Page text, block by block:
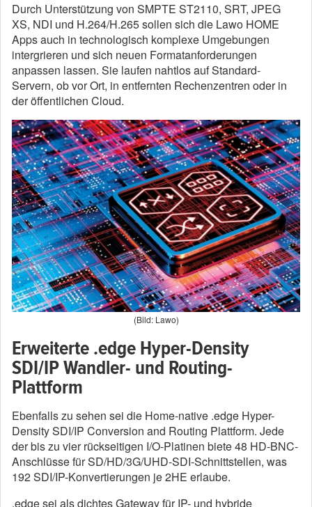
Durch Unterstützung von SMPTE ST2110, SRT, JPEG
XS, NDI und H.264/H.265 sollen sich die Lawo HOME
Apps auch in technologisch komplexe Umgebungen
intergrieren und sich neuen Formatanforderungen
anpassen lassen. Sie laufen nahtlos auf Standard-
Servern, ob vor Ort, in entfernten Rechenzentren oder in
der öffentlichen Cloud.
(Bild: Lawo)
Erweiterte .edge Hyper-Density
SDI/IP Wandler- und Routing-
Plattform
Ebenfalls zu sehen sei die Home-native .edge Hyper-
Density SDI/IP Conversion and Routing Plattform. Jede
der bis zu vier rückseitigen I/O-Platinen biete 48 HD-BNC-
Anschlüsse für SD/HD/3G/UHD-SDI-Schnittstellen, was
192 SDI/IP-Konvertierungen je 2HE erlaube.
.edge sei als dichtes Gateway für IP- und hybride